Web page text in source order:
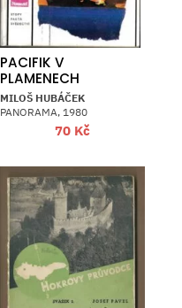
PACIFIK V
PLAMENECH
MILOŠ HUBÁČEK
PANORAMA, 1980
70 Kč